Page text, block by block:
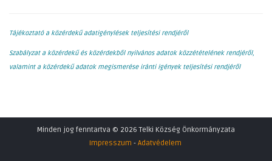
Tájékoztató a közérdekű adatigénylések teljesítési rendjéről
Szabályzat a közérdekű és közérdekből nyilvános adatok közzétételének rendjéről,
valamint a közérdekű adatok megismerése iránti igények teljesítési rendjéről
Minden jog fenntartva © 2026 Telki Község Önkormányzata
Impresszum - Adatvédelem